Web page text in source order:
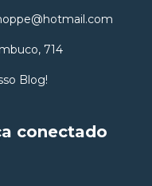
714
Blog!
conectado